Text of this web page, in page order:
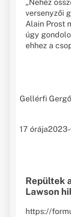
„Nehéz
versenyzői
Alain Prost
úgy
ehhez a
Gellérfi Gergő
17 órája
Repültek
Lawson
https://